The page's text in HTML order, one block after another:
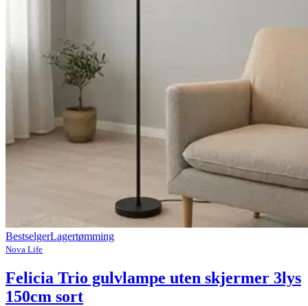
BestselgerLagertømming
Nova Life
Felicia Trio gulvlampe uten skjermer 3lys
150cm sort